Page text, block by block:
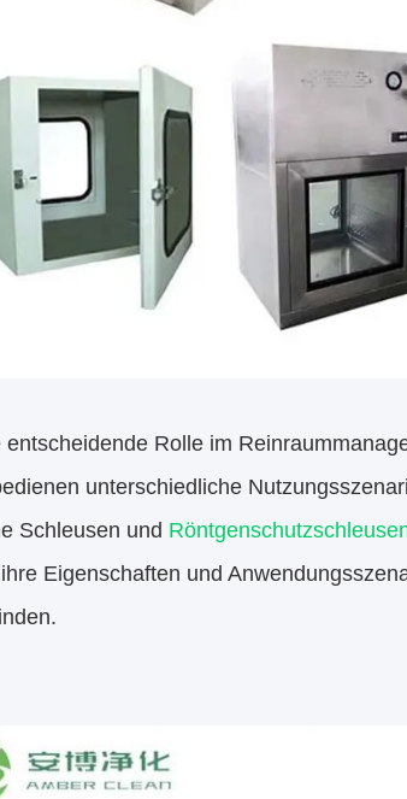
entscheidende Rolle im
unterschiedliche
Schleusen und
Eigenschaften und